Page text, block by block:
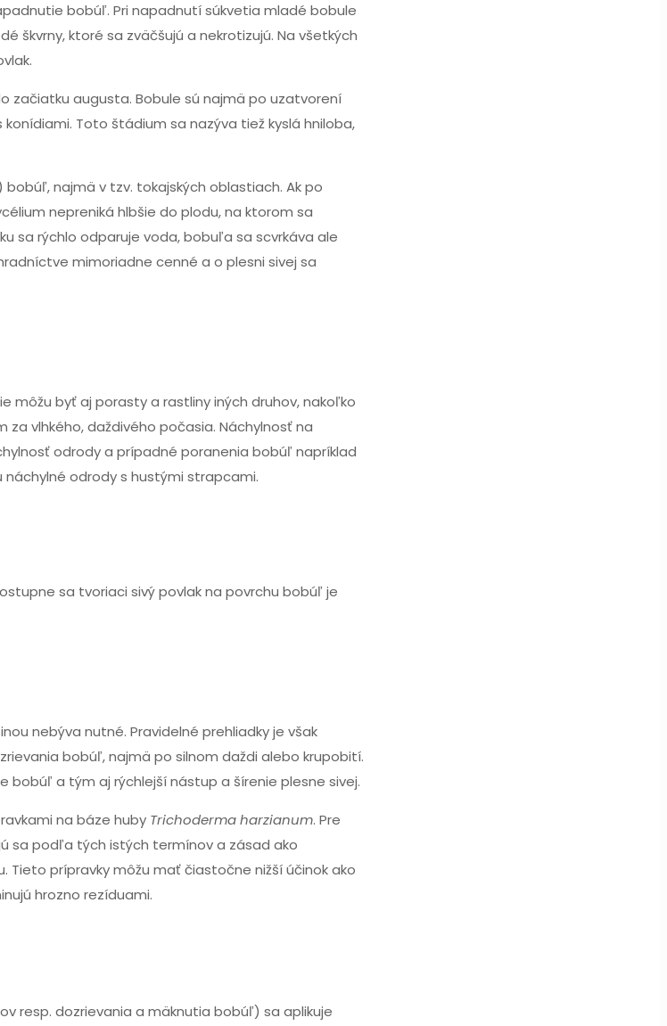
bobúľ. Pri napadnutí súkvetia mladé bobule
škvrny, ktoré sa zväčšujú a nekrotizujú. Na všetkých
začiatku augusta. Bobule sú najmä po uzatvorení
Toto štádium sa nazýva tiež kyslá hniloba,
najmä v tzv. tokajských oblastiach. Ak po
nepreniká hlbšie do plodu, na ktorom sa
sa rýchlo odparuje voda, bobuľa sa scvrkáva ale
mimoriadne cenné a o plesni sivej sa
môžu byť aj porasty a rastliny iných druhov, nakoľko
vlhkého, daždivého počasia. Náchylnosť na
odrody a prípadné poranenia bobúľ napríklad
odrody s hustými strapcami.
sa tvoriaci sivý povlak na povrchu bobúľ je
nebýva nutné. Pravidelné prehliadky je však
bobúľ, najmä po silnom daždi alebo krupobití.
a tým aj rýchlejší nástup a šírenie plesne sivej.
na báze huby Trichoderma harzianum. Pre
sa podľa tých istých termínov a zásad ako
prípravky môžu mať čiastočne nižší účinok ako
hrozno rezíduami.
resp. dozrievania a mäknutia bobúľ) sa aplikuje